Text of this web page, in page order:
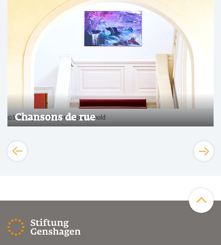
©Stiftung Genshagen | René Arnold
Chansons de rue